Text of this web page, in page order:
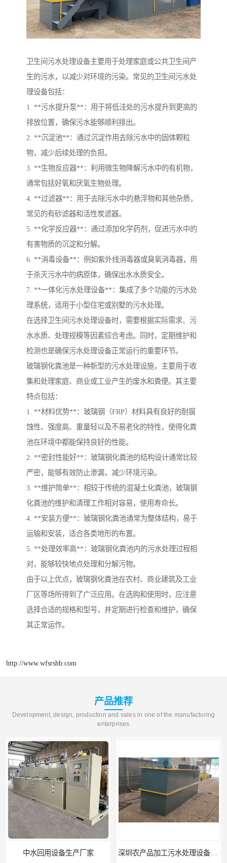
卫生间污水处理设备主要用于处理家庭或公共卫生间产
生的污水，以减少对环境的污染。常见的卫生间污水处
理设备包括：
1. **污水提升泵**：用于将低洼处的污水提升到更高的
排放位置，确保污水能够顺利排出。
2. **沉淀池**：通过沉淀作用去除污水中的固体颗粒
物，减少后续处理的负担。
3. **生物反应器**：利用微生物降解污水中的有机物，
通常包括好氧和厌氧生物处理。
4. **过滤器**：用于去除污水中的悬浮物和其他杂质，
常见的有砂滤器和活性炭滤器。
5. **化学反应器**：通过添加化学药剂，促进污水中的
有害物质的沉淀和分解。
6. **消毒设备**：例如紫外线消毒器或臭氧消毒器，用
于杀灭污水中的病原体，确保出水水质安全。
7. **一体化污水处理设备**：集成了多个功能的污水处
理系统，适用于小型住宅或别墅的污水处理。
在选择卫生间污水处理设备时，需要根据实际需求、污
水水质、处理规模等因素综合考虑。同时，定期维护和
检测也是确保污水处理设备正常运行的重要环节。
玻璃钢化粪池是一种新型的污水处理设施，主要用于收
集和处理家庭、商业或工业产生的废水和粪便。其主要
特点包括：
1. **材料优势**：玻璃钢（FRP）材料具有良好的耐腐
蚀性、强度高、重量轻以及不易老化的特性，使得化粪
池在环境中都能保持良好的性能。
2. **密封性能好**：玻璃钢化粪池的结构设计通常比较
严密，能够有效防止渗漏，减少环境污染。
3. **维护简单**：相较于传统的混凝土化粪池，玻璃钢
化粪池的维护和清理工作相对容易，使用寿命长。
4. **安装方便**：玻璃钢化粪池通常为整体结构，易于
运输和安装，适合各类地形的布置。
5. **处理效率高**：玻璃钢化粪池内的污水处理过程相
对，能够较快地点处理和分解污物。
由于以上优点，玻璃钢化粪池在农村、商业建筑及工业
厂区等场所得到了广泛应用。在选购和使用时，应注意
选择合适的规格和型号，并定期进行检查和维护，确保
其正常运作。
http://www.wfsrshb.com
产品推荐
Development, design, production and sales in one of the manufacturing
enterprises
备生产厂家 深圳农产品加工污水处理设备厂家